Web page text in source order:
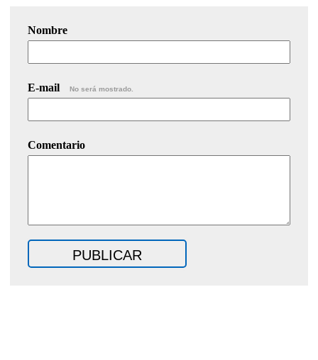
Nombre
E-mail No será mostrado.
Comentario